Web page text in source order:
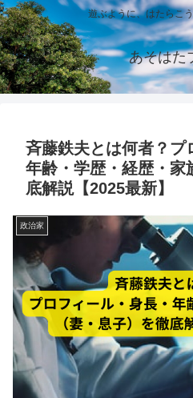
遊ぶように、はたらこ
あそはた
斉藤鉄夫とは何者？プ
年齢・学歴・経歴・家
底解説【2025最新】
政治家